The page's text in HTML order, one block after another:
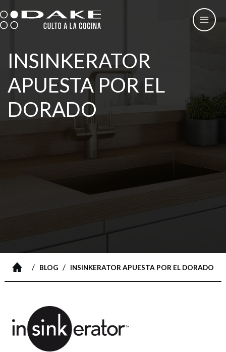
al
contenido
INSINKERATOR
APUESTA POR EL
DORADO
/ BLOG/ INSINKERATOR APUESTA POR EL DORADO